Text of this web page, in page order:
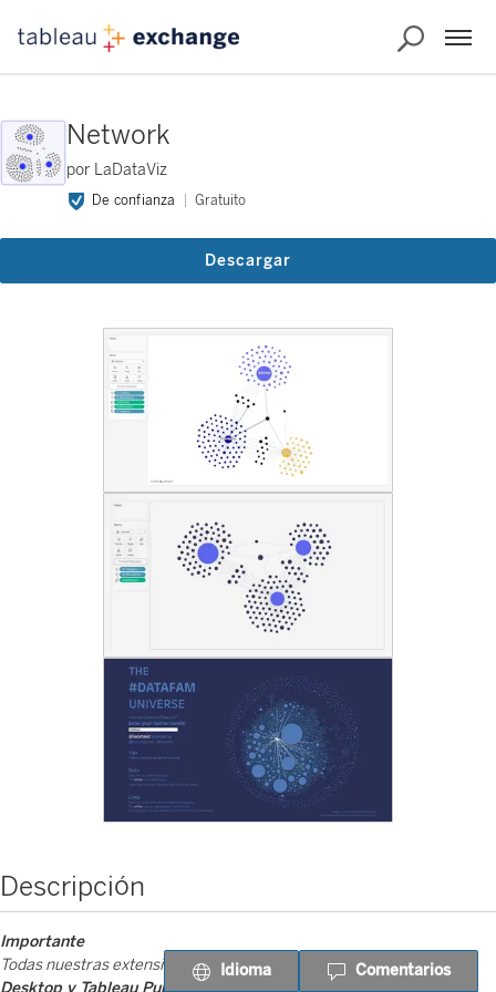
Network
por LaDataViz
De confianza Gratuito
Descargar
Descripción
Importante
Todas nuestras extensiones sontotalmente gratuitas en Tableau
Desktop y Tableau Public.
Idioma Comentarios